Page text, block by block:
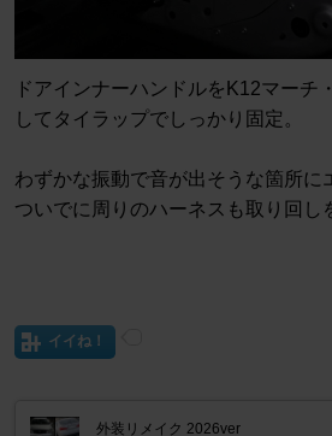
ドアインナーハンドルをK12マーチ
してタイラップでしっかり固定。
わずかな振動で音が出そうな箇所に
ついでに周りのハーネスも取り回し
イイね！
外装リメイク 2026ver